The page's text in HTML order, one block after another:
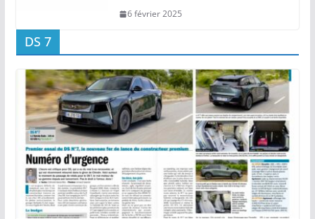
6 février 2025
DS 7